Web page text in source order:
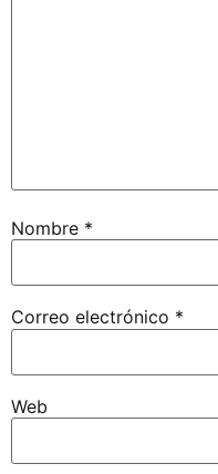
Nombre *
Correo electrónico *
Web